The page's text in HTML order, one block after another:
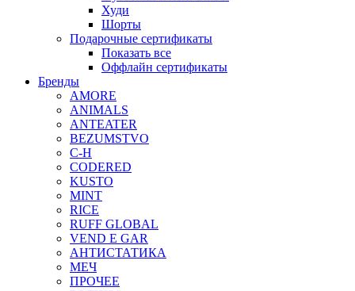
Худи
Шорты
Подарочные сертификаты
Показать все
Оффлайн сертификаты
Бренды
AMORE
ANIMALS
ANTEATER
BEZUMSTVO
C-H
CODERED
KUSTO
MINT
RICE
RUFF GLOBAL
VEND E GAR
АНТИСТАТИКА
МЕЧ
ПРОЧЕЕ